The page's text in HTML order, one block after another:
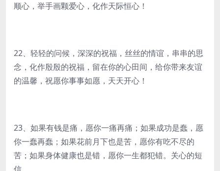
顺心，举手画颗爱心，化作天际恒心！
22、轻轻的问候，深深的祝福，丝丝的情谊，串串的思
念，化作殷殷的祝福，留在你的心田间，给你带来友谊
的温馨，祝愿你事事如愿，天天开心！
23、如果有钱是痛，愿你一痛再痛；如果成功是蠢，愿
你一蠢再蠢；如果花前月下也是苦，愿你有吃不尽的
苦；如果身体健康也是错，愿你一生都犯错。关心的短